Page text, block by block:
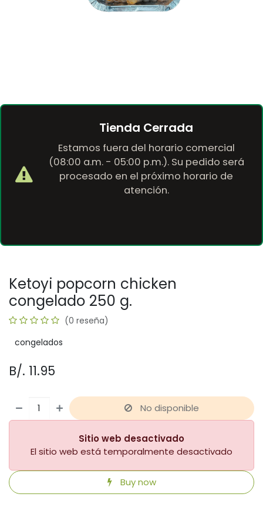
Tienda Cerrada
Estamos fuera del horario comercial
(08:00 a.m. - 05:00 p.m.). Su pedido será
procesado en el próximo horario de
atención.
Ketoyi popcorn chicken
congelado 250 g.
(0 reseña)
congelados
B/. 11.95
No disponible
Sitio web desactivado
El sitio web está temporalmente desactivado
Buy now